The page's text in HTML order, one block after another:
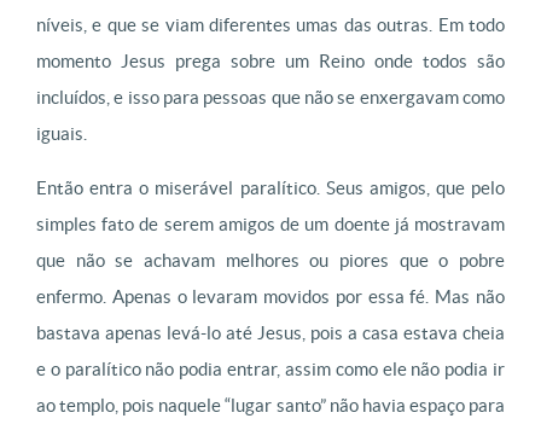
níveis, e que se viam diferentes umas das outras. Em todo
momento Jesus prega sobre um Reino onde todos são
incluídos, e isso para pessoas que não se enxergavam como
iguais.
Então entra o miserável paralítico. Seus amigos, que pelo
simples fato de serem amigos de um doente já mostravam
que não se achavam melhores ou piores que o pobre
enfermo. Apenas o levaram movidos por essa fé. Mas não
bastava apenas levá-lo até Jesus, pois a casa estava cheia
e o paralítico não podia entrar, assim como ele não podia ir
ao templo, pois naquele “lugar santo” não havia espaço para